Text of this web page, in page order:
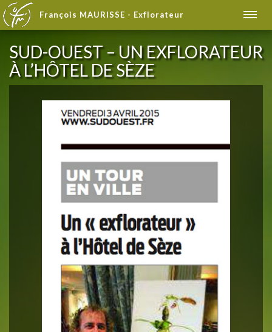
François MAURISSE - Exflorateur
SUD-OUEST – UN EXFLORATEUR
À L’HÔTEL DE SÈZE